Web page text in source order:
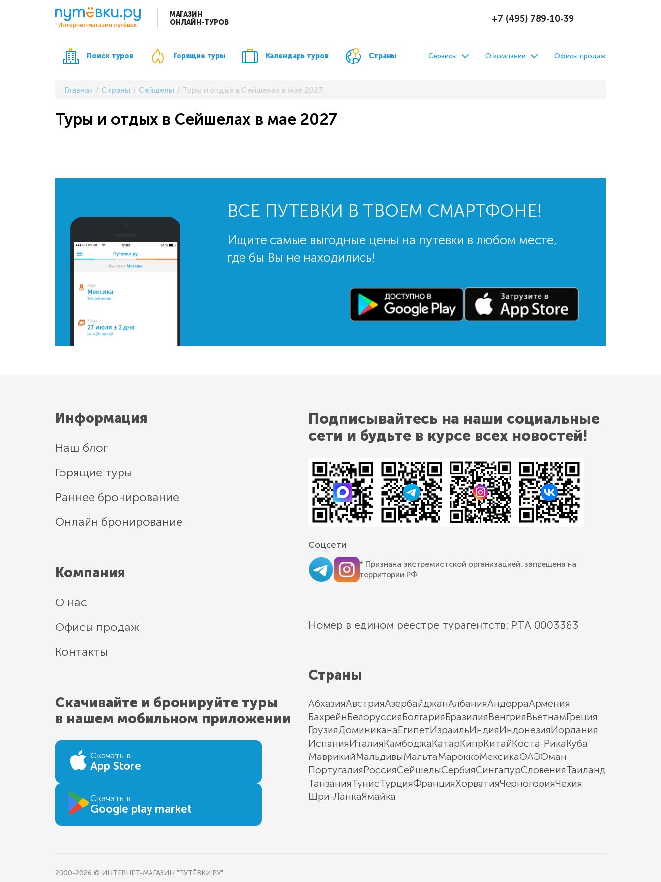
МАГАЗИН
ОНЛАЙН-ТУРОВ
+7 (495) 789-10-39
Поиск туров Горящие туры Календарь туров Страны Сервисы О компании Офисы продаж
Главная Страны Сейшелы Туры и отдых в Сейшелах в мае 2027
Туры и отдых в Сейшелах в мае 2027
ВСЕ ПУТЕВКИ В ТВОЕМ СМАРТФОНЕ!
Ищите самые выгодные цены на путевки в любом месте,
где бы Вы не находились!
Информация
Наш блог
Горящие туры
Раннее бронирование
Онлайн бронирование
Компания
О нас
Офисы продаж
Контакты
Скачивайте и бронируйте туры
в нашем мобильном приложении
Скачать в
App Store
Скачать в
Google play market
Подписывайтесь на наши социальные
сети и будьте в курсе всех новостей!
Соцсети
* Признана экстремистской организацией, запрещена на
территории РФ
Номер в едином реестре турагентств: РТА 0003383
Страны
АбхазияАвстрияАзербайджанАлбанияАндорраАрмения
БахрейнБелоруссияБолгарияБразилияВенгрияВьетнамГреция
ГрузияДоминиканаЕгипетИзраильИндияИндонезияИордания
ИспанияИталияКамбоджаКатарКипрКитайКоста-РикаКуба
МаврикийМальдивыМальтаМароккоМексикаОАЭОман
ПортугалияРоссияСейшелыСербияСингапурСловенияТаиланд
ТанзанияТунисТурцияФранцияХорватияЧерногорияЧехия
Шри-ЛанкаЯмайка
2000-2026 © ИНТЕРНЕТ-МАГАЗИН "ПУТЁВКИ.РУ"